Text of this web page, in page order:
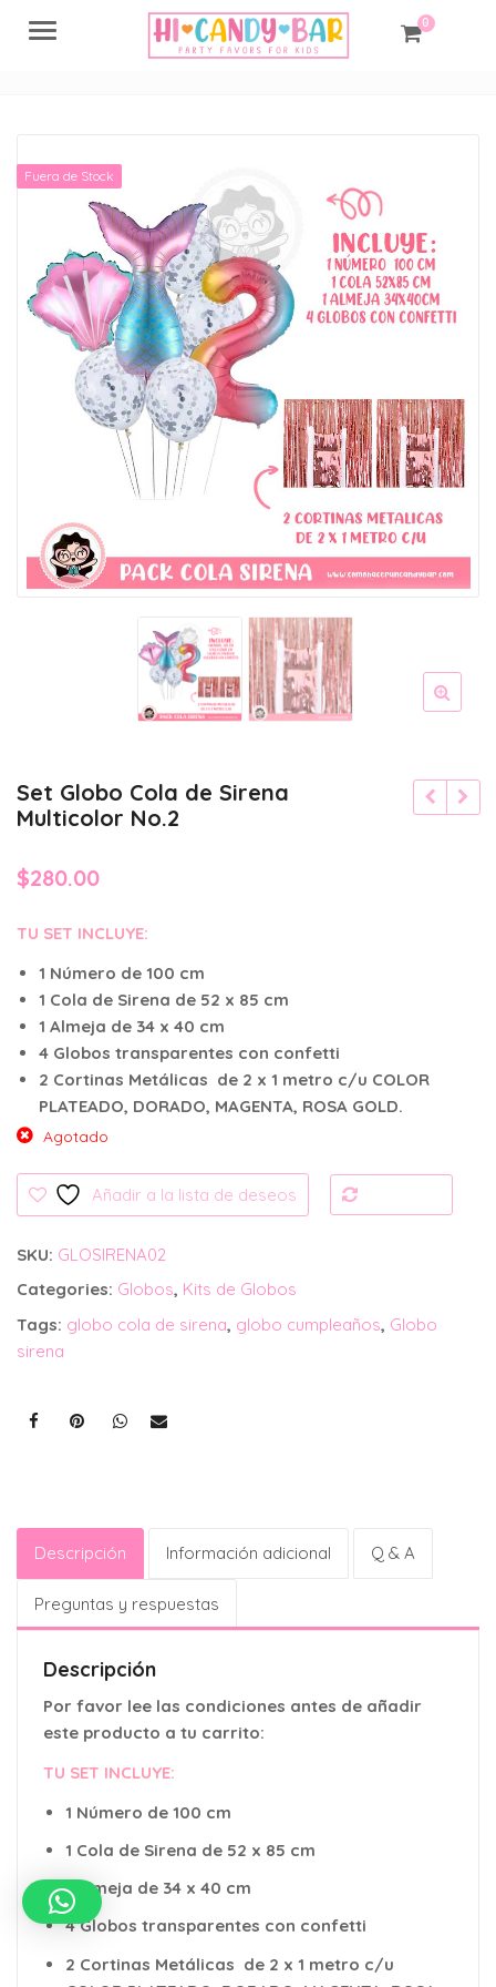
Menu 0
Fuera de Stock
Set Globo Cola de Sirena
Multicolor No.2
$280.00
TU SET INCLUYE:
1 Número de 100 cm
1 Cola de Sirena de 52 x 85 cm
1 Almeja de 34 x 40 cm
4 Globos transparentes con confetti
2 Cortinas Metálicas de 2 x 1 metro c/u COLOR
PLATEADO, DORADO, MAGENTA, ROSA GOLD.
Agotado
Añadir a la lista de deseos
SKU: GLOSIRENA02
Categories: Globos, Kits de Globos
Tags: globo cola de sirena, globo cumpleaños, Globo
sirena
Descripción Información adicional Q & A
Preguntas y respuestas
Descripción
Por favor lee las condiciones antes de añadir
este producto a tu carrito:
TU SET INCLUYE:
1 Número de 100 cm
1 Cola de Sirena de 52 x 85 cm
1 Almeja de 34 x 40 cm
4 Globos transparentes con confetti
2 Cortinas Metálicas de 2 x 1 metro c/u